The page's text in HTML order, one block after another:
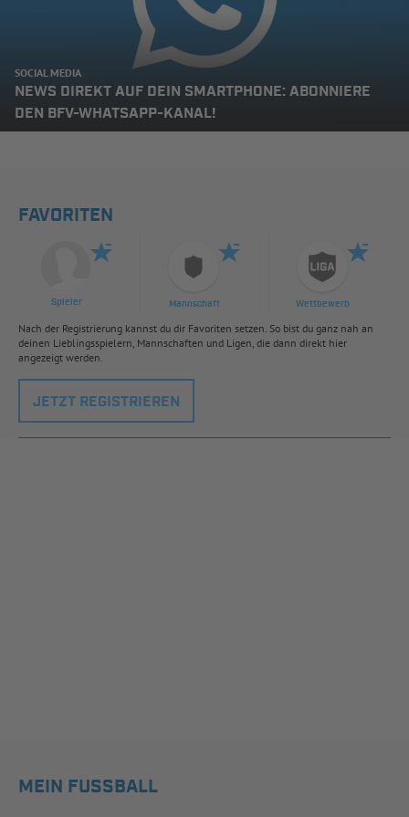
SOCIAL MEDIA
NEWS DIREKT AUF DEIN SMARTPHONE: ABONNIERE
DEN BFV-WHATSAPP-KANAL!
FAVORITEN
Spieler Mannschaft Wettbewerb
Nach der Registrierung kannst du dir Favoriten setzen. So bist du ganz nah an
deinen Lieblingsspielern, Mannschaften und Ligen, die dann direkt hier
angezeigt werden.
JETZT REGISTRIEREN
MEIN FUSSBALL